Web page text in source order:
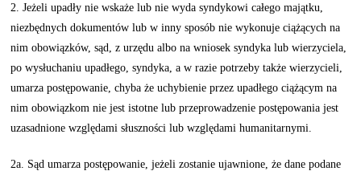
2. Jeżeli upadły nie wskaże lub nie wyda syndykowi całego majątku,
niezbędnych dokumentów lub w inny sposób nie wykonuje ciążących na
nim obowiązków, sąd, z urzędu albo na wniosek syndyka lub wierzyciela,
po wysłuchaniu upadłego, syndyka, a w razie potrzeby także wierzycieli,
umarza postępowanie, chyba że uchybienie przez upadłego ciążącym na
nim obowiązkom nie jest istotne lub przeprowadzenie postępowania jest
uzasadnione względami słuszności lub względami humanitarnymi.
2a. Sąd umarza postępowanie, jeżeli zostanie ujawnione, że dane podane